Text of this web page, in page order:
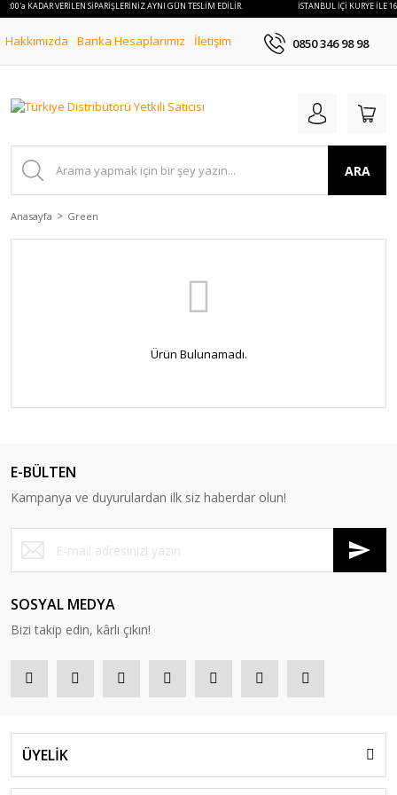
KADAR VERİLEN SİPARİŞLERİNİZ AYNI GÜN TESLİM EDİLİR. İSTANBUL İÇİ KURYE İLE
Hakkımızda Banka Hesaplarımız İletişim 0850 346 98 98
ARA
Anasayfa Green
Ürün Bulunamadı.
E-BÜLTEN
Kampanya ve duyurulardan ilk siz haberdar olun!
SOSYAL MEDYA
Bizi takip edin, kârlı çıkın!
ÜYELİK